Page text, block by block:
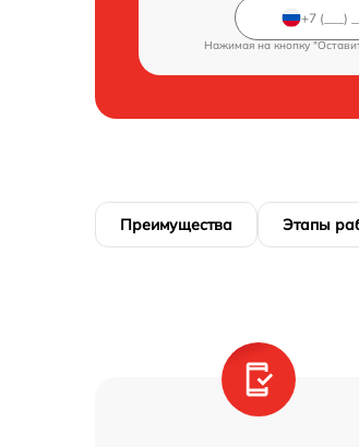
Нажимая на кнопку
Преимущества Этапы